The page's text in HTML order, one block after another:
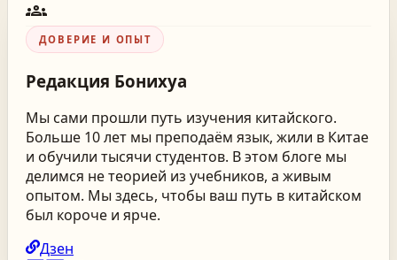
groups
ДОВЕРИЕ И ОПЫТ
Редакция Бонихуа
Мы сами прошли путь изучения китайского.
Больше 10 лет мы преподаём язык, жили в Китае
и обучили тысячи студентов. В этом блоге мы
делимся не теорией из учебников, а живым
опытом. Мы здесь, чтобы ваш путь в китайском
был короче и ярче.
Дзен